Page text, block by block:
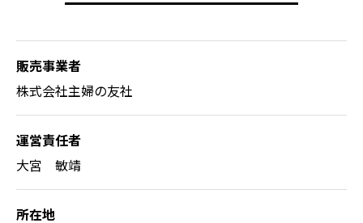
販売事業者
株式会社主婦の友社
運営責任者
大宮 敏靖
所在地